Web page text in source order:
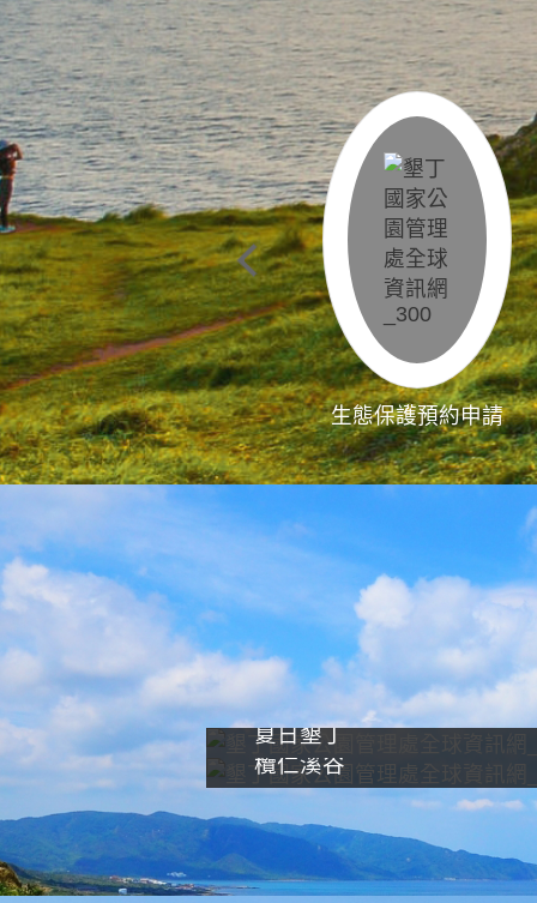
生態保護預約申請
夏日墾丁
欖仁溪谷